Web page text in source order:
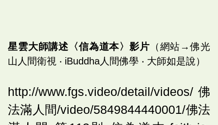
星雲大師講述〈信為道本〉影片 （網站→佛光
山人間衛視 ‧ iBuddha人間佛學 ‧ 大師如是說）
http://www.fgs.video/detail/videos/佛
法滿人間/video/5849844440001/佛法